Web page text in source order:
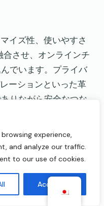
experience,
and analyze our traffic.
to our use of cookies.
Accept All
イズ性、使いやすさ
合させ、オンラインチ
でいます。プライバ
ーションといった革
りながら安全なつな
魅力的な選択肢とな
ますが、Omegleのよ
、信頼できる現代的
す。気軽にチャット
と共通の興味を探り